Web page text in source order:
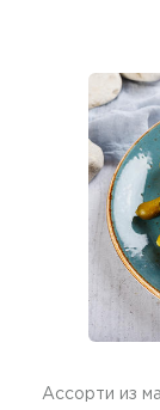
Ассорти из